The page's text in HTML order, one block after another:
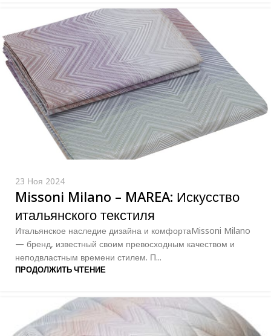
23 Ноя 2024
Missoni Milano – MAREA: Искусство
итальянского текстиля
Итальянское наследие дизайна и комфортаMissoni Milano
— бренд, известный своим превосходным качеством и
неподвластным времени стилем. П...
ПРОДОЛЖИТЬ ЧТЕНИЕ